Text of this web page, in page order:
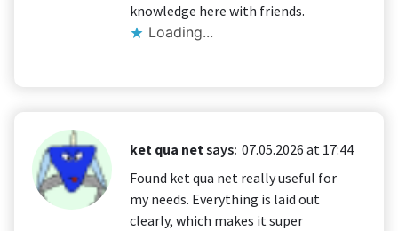
knowledge here with friends.
Loading...
ket qua netsays: 07.05.2026 at 17:44
Found ket qua net really useful for
my needs. Everything is laid out
clearly, which makes it super